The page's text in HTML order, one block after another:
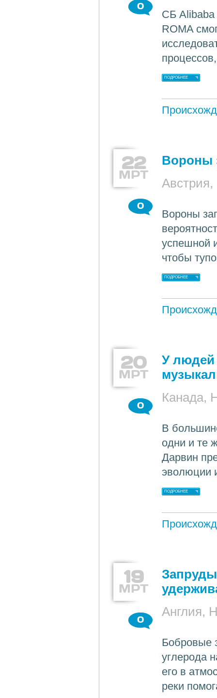
0
СБ Alibaba
ROMA
ПОДРОБНЕЕ
22
МРТ
Вороны
0
Вороны
успешной
чтобы
ПОДРОБНЕЕ
20
МРТ
У людей
Канада,
0
В
одни и те
Дарвин
эволюции
ПОДРОБНЕЕ
19
МРТ
Англия,
0
Бобровые
углерода
его в
реки